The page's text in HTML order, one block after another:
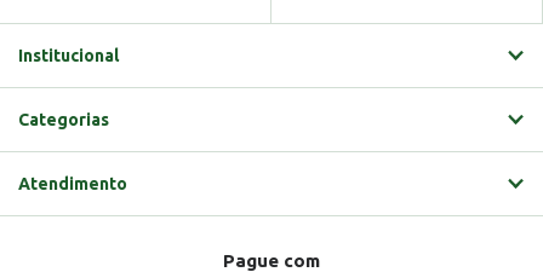
Institucional
Categorias
Atendimento
Pague com